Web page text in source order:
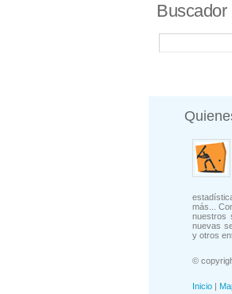
Buscador
más...
nuestros
nuevas
y otros
©
Inicio |